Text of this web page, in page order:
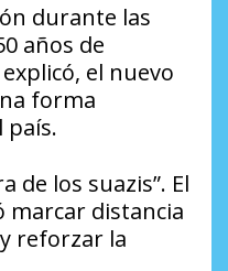
durante las
años de
el nuevo
forma
país.
de los suazis”. El
marcar distancia
reforzar la